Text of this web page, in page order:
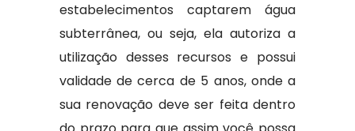
estabelecimentos captarem água
subterrânea, ou seja, ela autoriza a
utilização desses recursos e possui
validade de cerca de 5 anos, onde a
sua renovação deve ser feita dentro